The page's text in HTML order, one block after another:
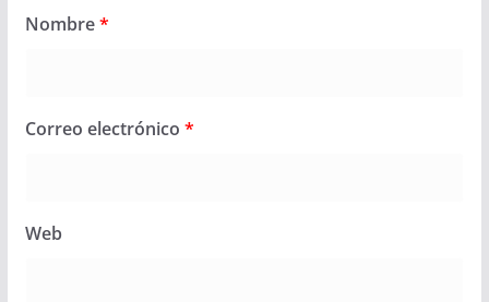
Nombre*
Correo electrónico *
Web